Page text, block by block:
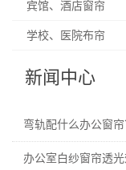
宾馆、酒店窗帘
学校、医院布帘
新闻中心
弯轨配什么办公窗
办公室白纱窗帘透